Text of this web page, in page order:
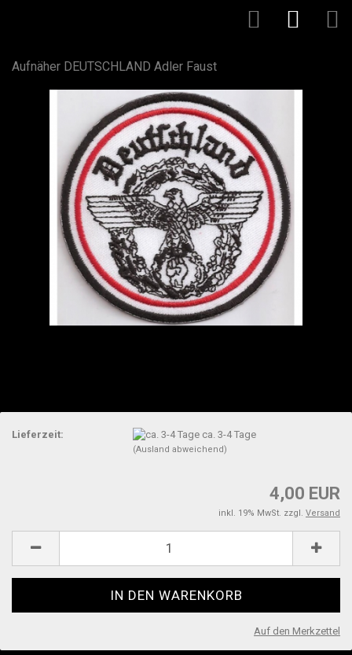
Aufnäher DEUTSCHLAND Adler Faust
Lieferzeit: ca. 3-4 Tage
(Ausland abweichend)
4,00 EUR
inkl. 19% MwSt. zzgl. Versand
Auf den Merkzettel